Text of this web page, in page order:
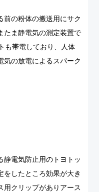
前の粉体の搬送用にサク
たま静電気の測定装置で
も帯電しており、人体
気の放電によるスパーク
静電気防止用のトヨトッ
をしたところ効果が大き
用クリップがありアース